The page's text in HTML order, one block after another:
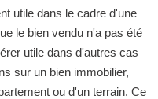
utile dans le cadre d'une
le bien vendu n'a pas été
utile dans d'autres cas
sur un bien immobilier,
ou d'un terrain. Ce